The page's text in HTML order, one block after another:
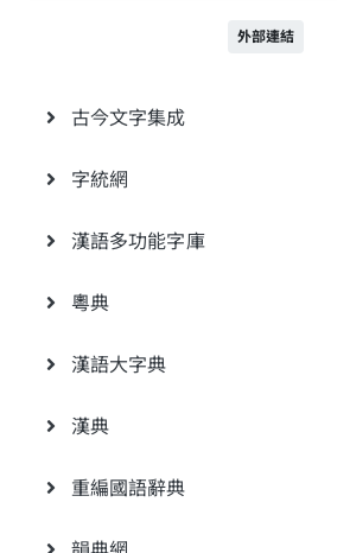
外部連結
古今文字集成
字統網
漢語多功能字庫
粵典
漢語大字典
漢典
重編國語辭典